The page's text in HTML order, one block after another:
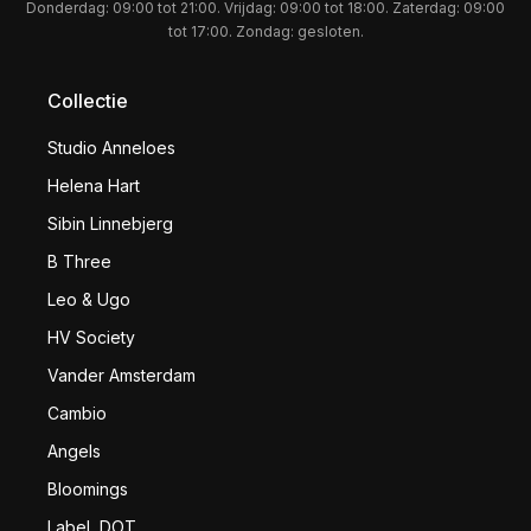
Donderdag: 09:00 tot 21:00. Vrijdag: 09:00 tot 18:00. Zaterdag: 09:00
tot 17:00. Zondag: gesloten.
Collectie
Studio Anneloes
Helena Hart
Sibin Linnebjerg
B Three
Leo & Ugo
HV Society
Vander Amsterdam
Cambio
Angels
Bloomings
LabeL DOT